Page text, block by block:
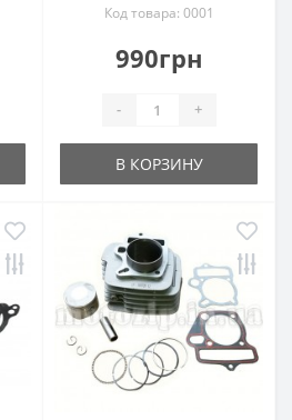
Код товара: 0001
990грн
- +
В КОРЗИНУ